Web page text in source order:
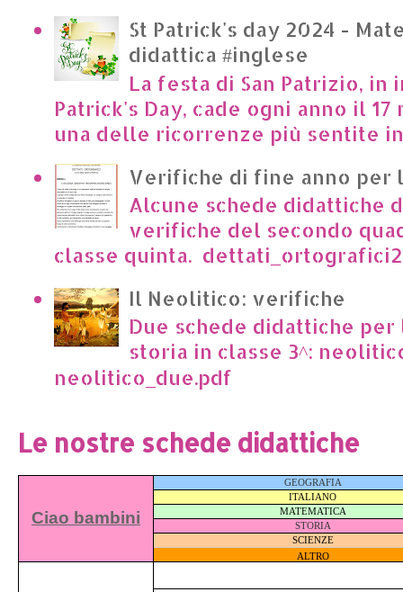
St Patrick's day 2024 -
didattica #inglese
La festa di San Patrizio, in
Patrick's Day, cade ogni anno il 17
una delle ricorrenze più sentite in
Verifiche di fine anno per
Alcune schede didattiche
verifiche del secondo
classe quinta.
Il Neolitico: verifiche
Due schede didattiche
storia in classe 3^:
neolitico_due.pdf
Le nostre schede didattiche
Ciao bambini
GEOGRAFIA
ITALIANO
MATEMATICA
STORIA
SCIENZE
ALTRO